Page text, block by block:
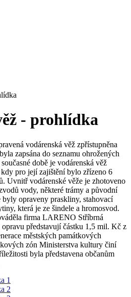
- prohlídka
vodárenská věž zpřístupněna
zapsána do seznamu ohrožených
době je vodárenská věž
pro její zajištění bylo zřízeno 6
Uvnitř vodárenské věže je zhotoveno
vody, některé trámy a původní
byly opraveny praskliny, stahovací
která je ze šindele a hromosvod.
firma LARENO Stříbrná
představují částku 1,5 mil. Kč z
městských památkových
zón Ministerstva kultury činí
byla představena občanům